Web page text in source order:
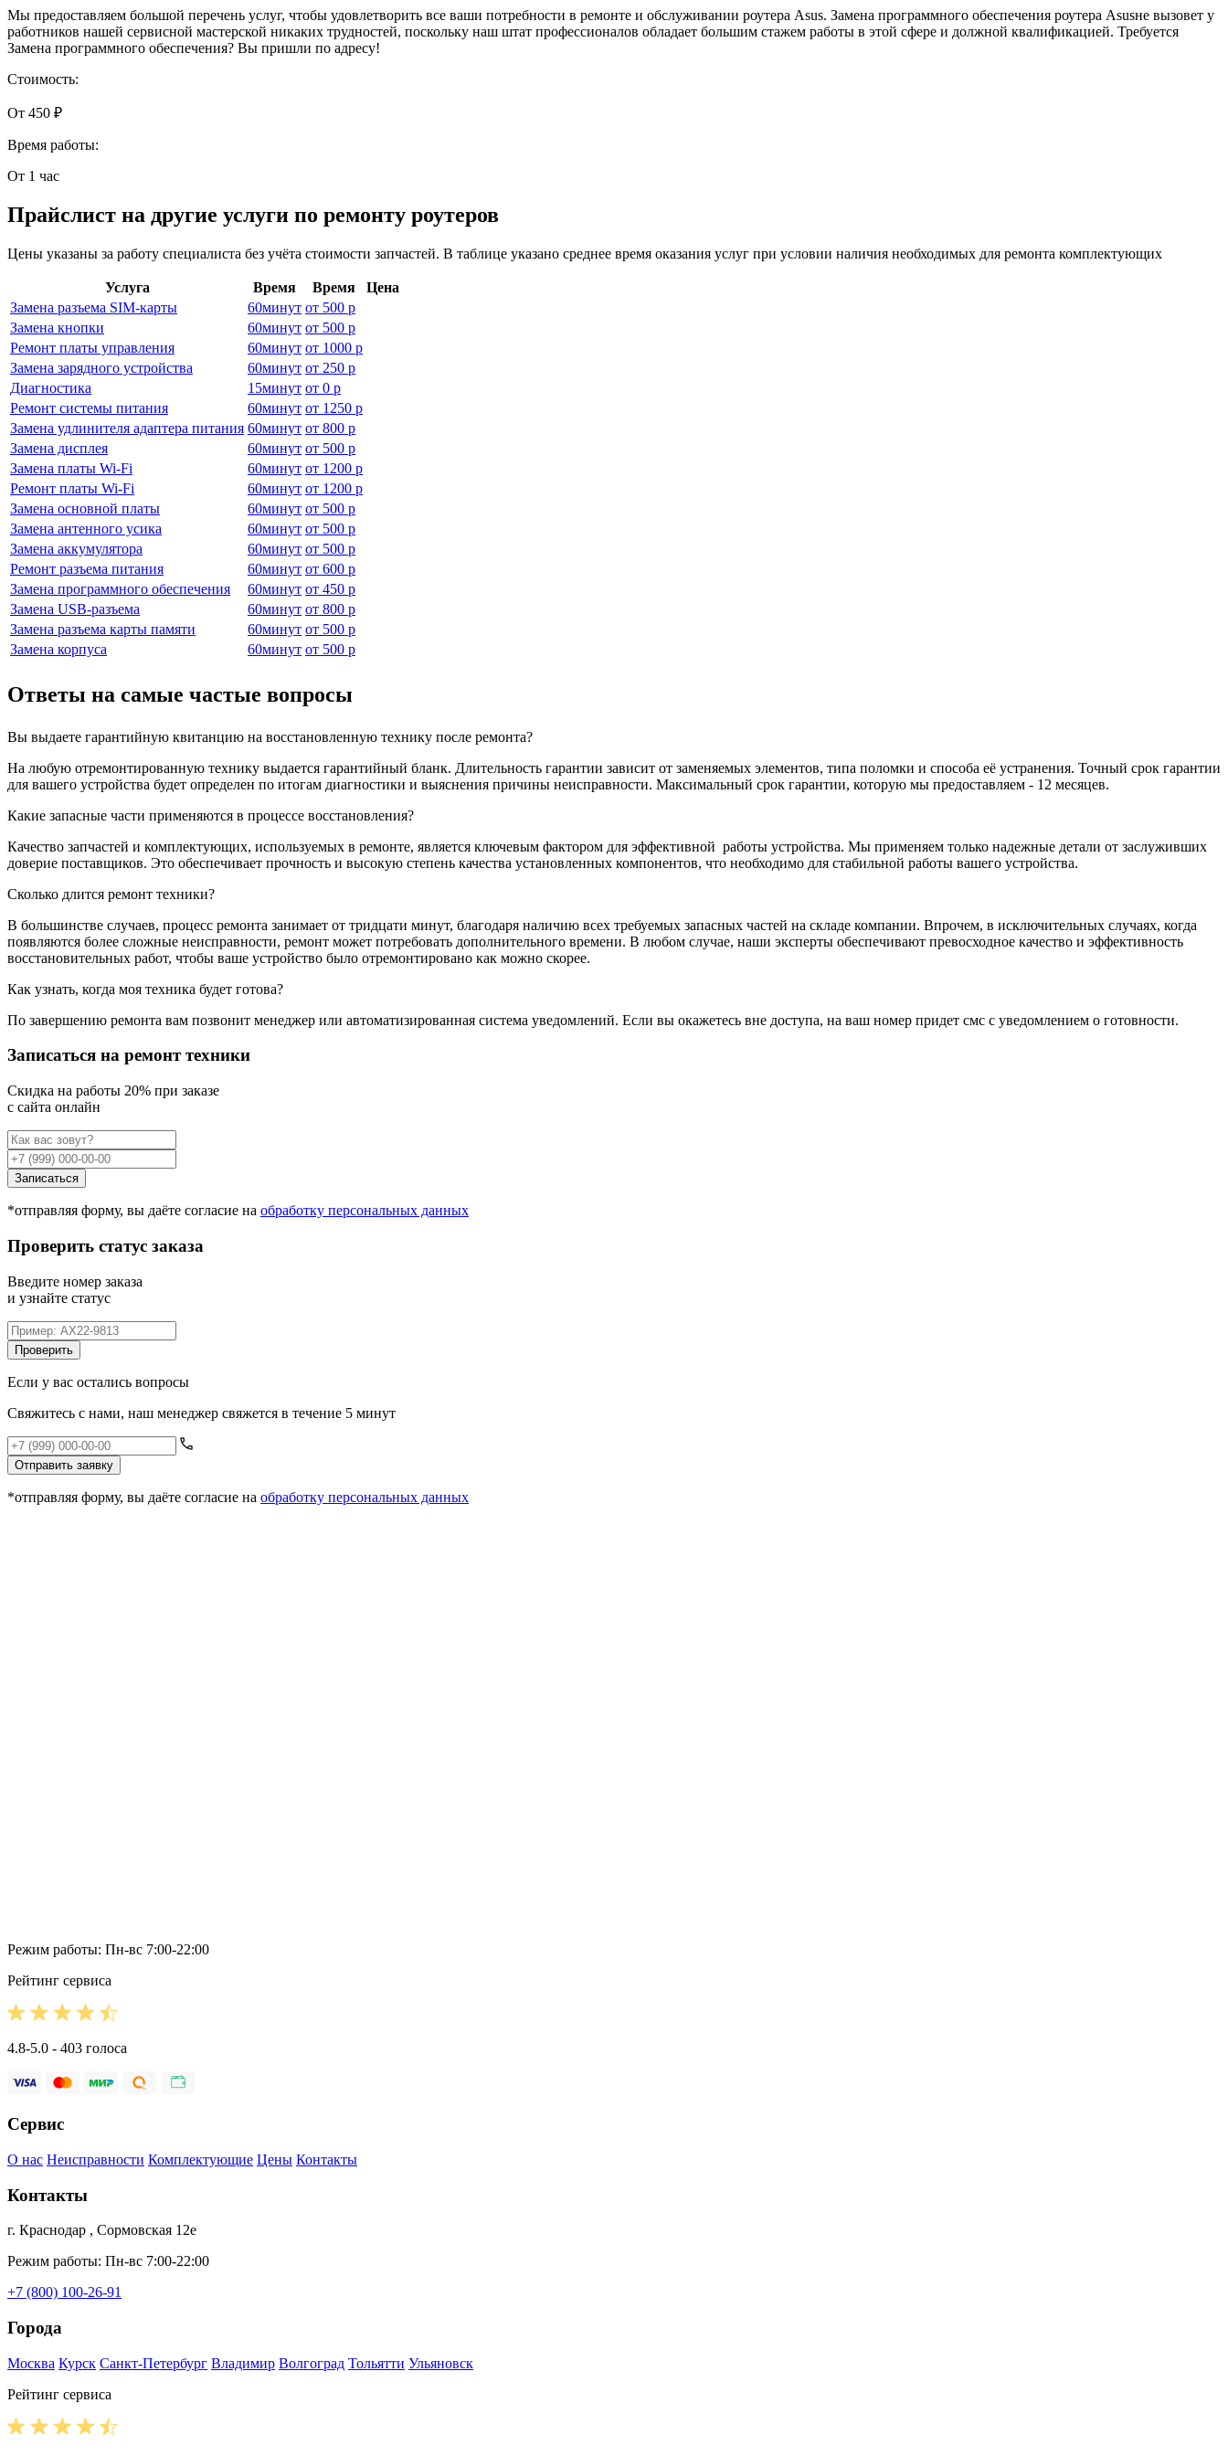
Мы предоставляем большой перечень услуг, чтобы удовлетворить все ваши потребности в ремонте и обслуживании роутера Asus. Замена программного обеспечения роутера Asusне вызовет у
работников нашей сервисной мастерской никаких трудностей, поскольку наш штат профессионалов обладает большим стажем работы в этой сфере и должной квалификацией. Требуется
Замена программного обеспечения? Вы пришли по адресу!
Стоимость:
От 450 ₽
Время работы:
От 1 час
Прайслист на другие услуги по ремонту роутеров
Цены указаны за работу специалиста без учёта стоимости запчастей. В таблице указано среднее время оказания услуг при условии наличия необходимых для ремонта комплектующих
Услуга Время Время
Цена
Замена разъема SIM-карты
60минут от 500 р
Замена кнопки
60минут от 500 р
Ремонт платы управления
60минут от 1000 р
Замена зарядного устройства
60минут от 250 р
Диагностика
15минут от 0 р
Ремонт системы питания
60минут от 1250 р
Замена удлинителя адаптера питания 60минут от 800 р
Замена дисплея
60минут от 500 р
Замена платы Wi-Fi
60минут от 1200 р
Ремонт платы Wi-Fi
60минут от 1200 р
Замена основной платы
60минут от 500 р
Замена антенного усика
60минут от 500 р
Замена аккумулятора
60минут от 500 р
Ремонт разъема питания
60минут от 600 р
Замена программного обеспечения
60минут от 450 р
Замена USB-разъема
60минут от 800 р
Замена разъема карты памяти
60минут от 500 р
Замена корпуса
60минут от 500 р
Ответы на самые частые вопросы
Вы выдаете гарантийную квитанцию на восстановленную технику после ремонта?
На любую отремонтированную технику выдается гарантийный бланк. Длительность гарантии зависит от заменяемых элементов, типа поломки и способа её устранения. Точный срок гарантии
для вашего устройства будет определен по итогам диагностики и выяснения причины неисправности. Максимальный срок гарантии, которую мы предоставляем - 12 месяцев.
Какие запасные части применяются в процессе восстановления?
Качество запчастей и комплектующих, используемых в ремонте, является ключевым фактором для эффективной работы устройства. Мы применяем только надежные детали от заслуживших
доверие поставщиков. Это обеспечивает прочность и высокую степень качества установленных компонентов, что необходимо для стабильной работы вашего устройства.
Сколько длится ремонт техники?
В большинстве случаев, процесс ремонта занимает от тридцати минут, благодаря наличию всех требуемых запасных частей на складе компании. Впрочем, в исключительных случаях, когда
появляются более сложные неисправности, ремонт может потребовать дополнительного времени. В любом случае, наши эксперты обеспечивают превосходное качество и эффективность
восстановительных работ, чтобы ваше устройство было отремонтировано как можно скорее.
Как узнать, когда моя техника будет готова?
По завершению ремонта вам позвонит менеджер или автоматизированная система уведомлений. Если вы окажетесь вне доступа, на ваш номер придет смс с уведомлением о готовности.
Записаться на ремонт техники
Cкидка на работы 20% при заказе
с сайта онлайн
Записаться
*отправляя форму, вы даёте согласие на обработку персональных данных
Проверить статус заказа
Введите номер заказа
и узнайте статус
Проверить
Если у вас остались вопросы
Свяжитесь с нами, наш менеджер свяжется в течение 5 минут
Отправить заявку
*отправляя форму, вы даёте согласие на обработку персональных данных
Режим работы: Пн-вс 7:00-22:00
Рейтинг сервиса
4.8-5.0 - 403 голоса
Сервис
О нас Неисправности Комплектующие Цены Контакты
Контакты
г. Краснодар , Сормовская 12е
Режим работы: Пн-вс 7:00-22:00
+7 (800) 100-26-91
Города
Москва Курск Санкт-Петербург Владимир Волгоград Тольятти Ульяновск
Рейтинг сервиса